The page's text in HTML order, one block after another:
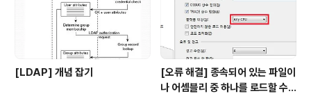
[LDAP] 개념 잡기
[오류 해결] 종속되어 있는 파일이
나 어셈블리 중 하나를 로드할 수